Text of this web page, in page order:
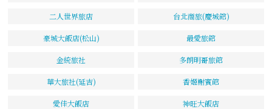
二人世界旅店 台北商旅(慶城館)
豪城大飯店(松山) 最愛旅館
金統旅社 多朗明哥旅館
華大旅社(延吉) 香姬榭賓館
愛佳大飯店 神旺大飯店